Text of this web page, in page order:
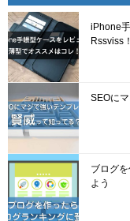
iPhone
Rssviss！
SEOに
ブログ
よう